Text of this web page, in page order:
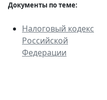
Документы по теме:
Налоговый кодекс
Российской
Федерации